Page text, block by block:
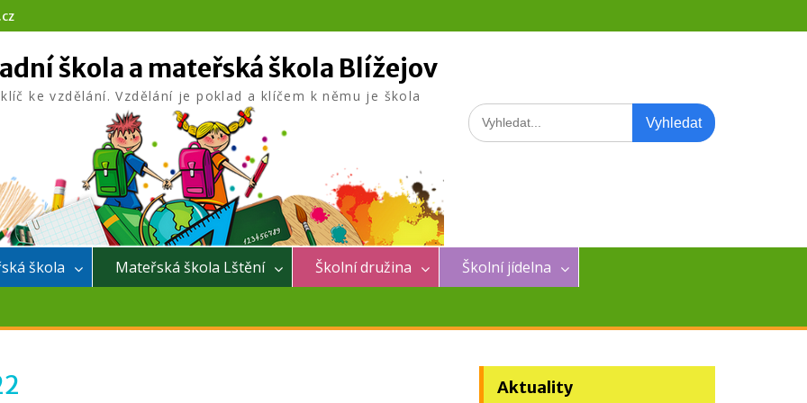
škola a mateřská škola Blížejov
ke vzdělání. Vzdělání je poklad a klíčem k němu je škola
Search
for:
škola Mateřská škola Lštění Školní družina
Školní jídelna
Aktuality